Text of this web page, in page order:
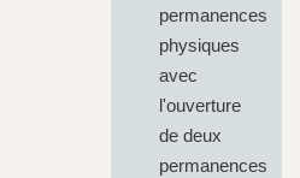
permanences
physiques
avec
l'ouverture
de deux
permanences